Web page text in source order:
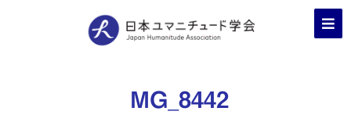
MG_8442